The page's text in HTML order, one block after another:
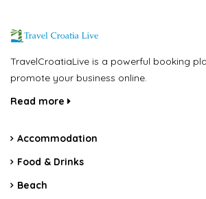
TravelCroatiaLive is a powerful booking
promote your business online.
Read more
Accommodation
Food & Drinks
Beach